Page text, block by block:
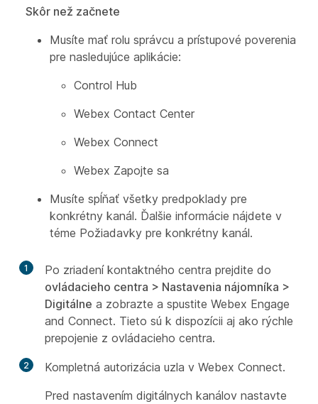
Skôr než začnete
Musíte mať rolu správcu a prístupové poverenia
pre nasledujúce aplikácie:
Control Hub
Webex Contact Center
Webex Connect
Webex Zapojte sa
Musíte spĺňať všetky predpoklady pre
konkrétny kanál. Ďalšie informácie nájdete v
téme Požiadavky pre konkrétny kanál.
1
Po zriadení kontaktného centra prejdite do
ovládacieho centra > Nastavenia nájomníka >
Digitálne a zobrazte a spustite Webex Engage
and Connect. Tieto sú k dispozícii aj ako rýchle
prepojenie z ovládacieho centra.
2
Kompletná autorizácia uzla v Webex Connect.
Pred nastavením digitálnych kanálov nastavte